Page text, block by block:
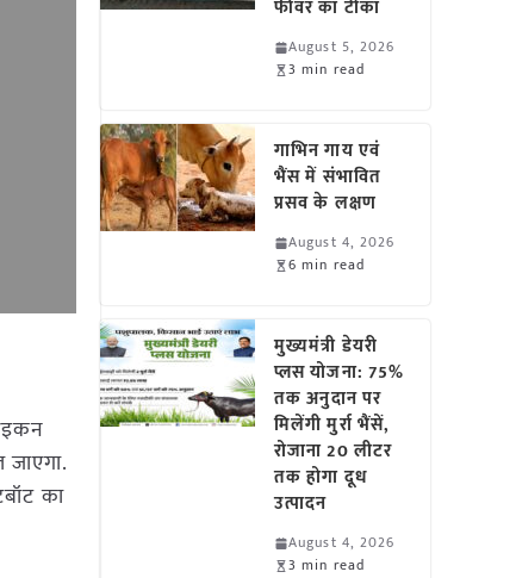
का
फीवर का टीका
August 5, 2026
3 min read
गाभिन गाय एवं
भैंस में संभावित
प्रसव के लक्षण
August 4, 2026
6 min read
मुख्यमंत्री डेयरी
प्लस योजना: 75%
तक अनुदान पर
मिलेंगी मुर्रा भैंसें,
रोजाना 20 लीटर
तक होगा दूध
उत्पादन
August 4, 2026
3 min read